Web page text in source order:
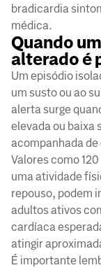
bradicardia
médica.
Quando
alterado é
Um episódio
um susto ou ao
alerta surge
elevada ou baixa
acompanhada
Valores como
uma atividade
repouso, podem
adultos ativos
cardíaca
atingir
É importante